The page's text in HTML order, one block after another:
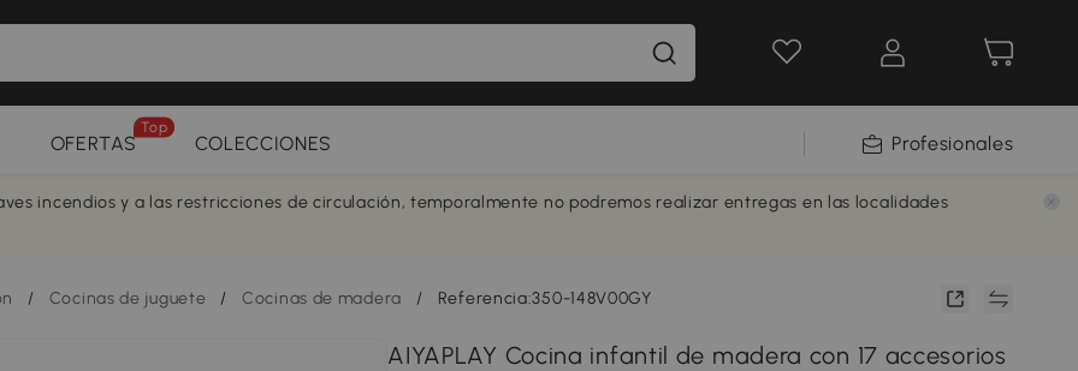
OFERTAS
Top
COLECCIONES Profesionales
incendios y a las restricciones de circulación, temporalmente no podremos realizar entregas en las localidades
/ Cocinas de juguete / Cocinas de madera / Referencia:350-148V00GY
AIYAPLAY Cocina infantil de madera con 17 accesorios